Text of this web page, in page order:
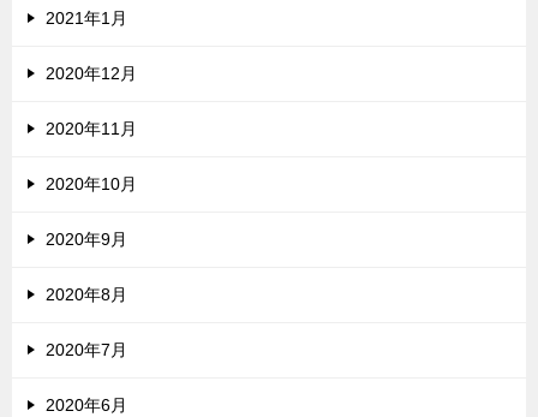
2021年1月
2020年12月
2020年11月
2020年10月
2020年9月
2020年8月
2020年7月
2020年6月